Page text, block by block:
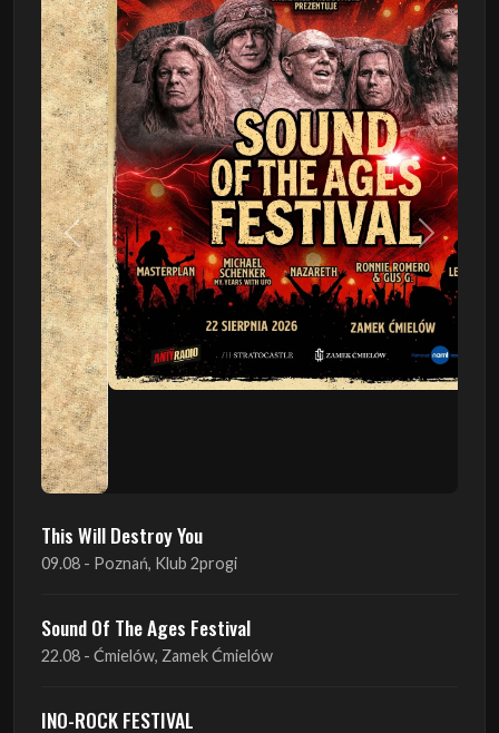
Poprzedni Następny
This Will Destroy You
09.08 - Poznań, Klub 2progi
Sound Of The Ages Festival
22.08 - Ćmielów, Zamek Ćmielów
INO-ROCK FESTIVAL
29.08 - Inowrocław, Plac Imprez, ul. Wierzbińskiego 9
ProgRockFest 2026